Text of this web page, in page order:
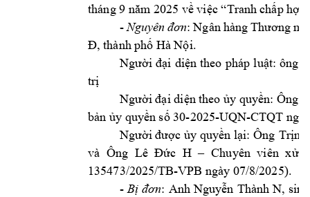
tháng 9 năm 2025 về việc “Tranh chấp hợp
- Nguyên đơn: Ngân hàng Thương
Đ, thành phố Hà Nội.
Người đại diện theo pháp luật: ông
trị
Người đại diện theo ủy quyền: Ông
bản ủy quyền số 30-2025-UQN-CTQT ngà
Người được ủy quyền lại: Ông Trịnh
và Ông Lê Đức H – Chuyên viên xử  l
135473/2025/TB-VPB ngày 07/8/2025).
- Bị đơn: Anh Nguyễn Thành N,